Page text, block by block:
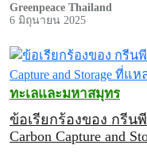
Greenpeace Thailand
6 มิถุนายน 2025
ทะเลและมหาสมุทร
ข้อเรียกร้องของ กรีน
Carbon Capture and